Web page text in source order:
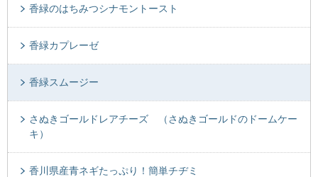
香緑のはちみつシナモントースト
香緑カプレーゼ
香緑スムージー
さぬきゴールドレアチーズ （さぬきゴールドのドームケー
キ）
香川県産青ネギたっぷり！簡単チヂミ